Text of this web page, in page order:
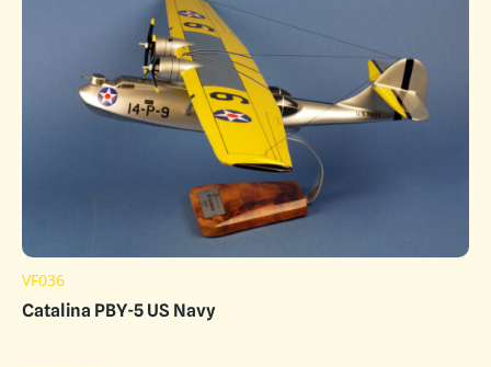
VF036
Catalina PBY-5 US Navy